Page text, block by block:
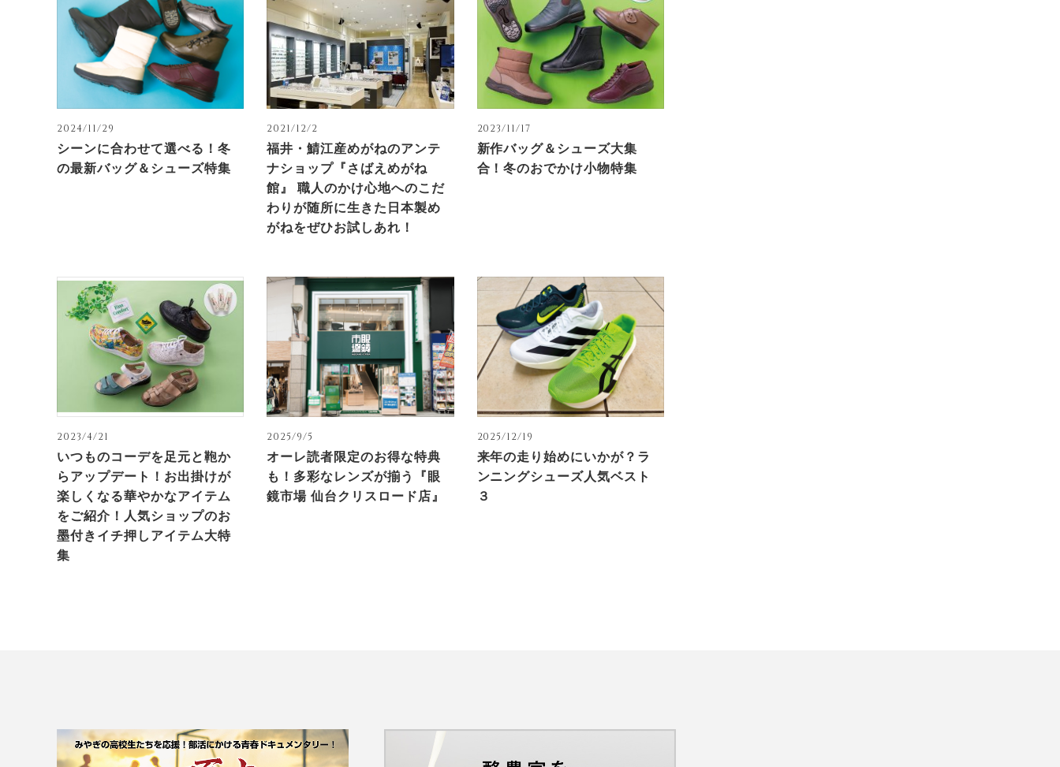
2024/11/29
シーンに合わせて選べる！冬
の最新バッグ＆シューズ特集
2021/12/2
福井・鯖江産めがねのアンテ
ナショップ『さばえめがね
館』 職人のかけ心地へのこだ
わりが随所に生きた日本製め
がねをぜひお試しあれ！
2023/11/17
新作バッグ＆シューズ大集
合！冬のおでかけ小物特集
2023/4/21
いつものコーデを足元と鞄か
らアップデート！お出掛けが
楽しくなる華やかなアイテム
をご紹介！人気ショップのお
墨付きイチ押しアイテム大特
集
2025/9/5
オーレ読者限定のお得な特典
も！多彩なレンズが揃う『眼
鏡市場 仙台クリスロード店』
2025/12/19
来年の走り始めにいかが？ラ
ンニングシューズ人気ベスト
３